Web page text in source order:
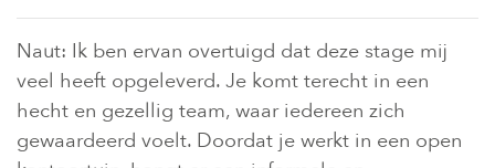
Naut: Ik ben ervan overtuigd dat deze stage mij
veel heeft opgeleverd. Je komt terecht in een
hecht en gezellig team, waar iedereen zich
gewaardeerd voelt. Doordat je werkt in een open